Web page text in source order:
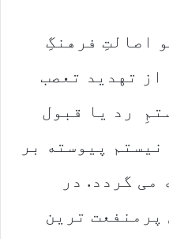
اصالتِ فرهنگِ
تهدید تعصب
رد یا قبول
پیوسته بر
می گردد. در
پرمنفعت ترین